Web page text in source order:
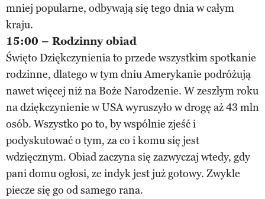
mniej popularne, odbywają się tego dnia w całym
kraju.
15:00 – Rodzinny obiad
Święto Dziękczynienia to przede wszystkim spotkanie
rodzinne, dlatego w tym dniu Amerykanie podróżują
nawet więcej niż na Boże Narodzenie. W zeszłym roku
na dziękczynienie w USA wyruszyło w drogę aż 43 mln
osób. Wszystko po to, by wspólnie zjeść i
podyskutować o tym, za co i komu się jest
wdzięcznym. Obiad zaczyna się zazwyczaj wtedy, gdy
pani domu ogłosi, ze indyk jest już gotowy. Zwykle
piecze się go od samego rana.